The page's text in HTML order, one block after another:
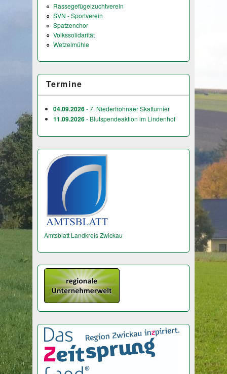
Rassegefügelzuchtverein
SVN - Sportverein
Spatzenchor
Volkssolidarität
Wetzelmühle
Termine
04.09.2026- 7. Niederfrohnaer Skatturnier
11.09.2026- Blutspendeaktion im Lindenhof
Amtsblatt Landkreis Zwickau